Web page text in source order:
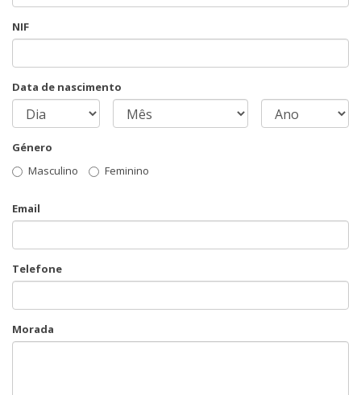
NIF
Data de nascimento
Género
Masculino
Feminino
Email
Telefone
Morada